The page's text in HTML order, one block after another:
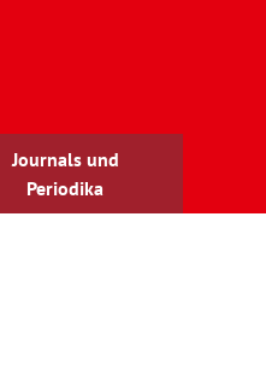
Journals und
Periodika